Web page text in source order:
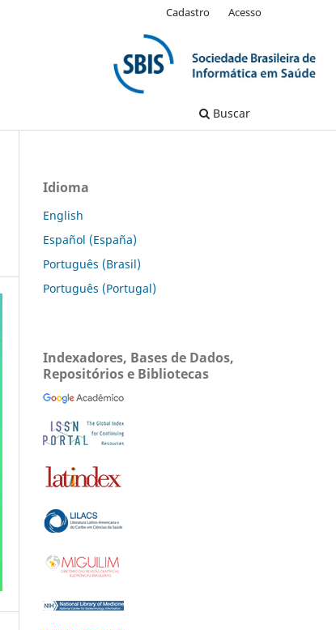
Buscar
Cadastro Acesso
Idioma
English
Español (España)
Português (Brasil)
Português (Portugal)
Indexadores, Bases de Dados,
Repositórios e Bibliotecas